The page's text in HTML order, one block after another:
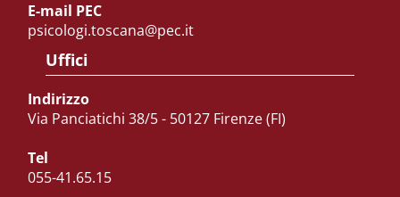
E-mail PEC
psicologi.toscana@pec.it
Uffici
Indirizzo
Via Panciatichi 38/5 - 50127 Firenze (FI)
Tel
055-41.65.15